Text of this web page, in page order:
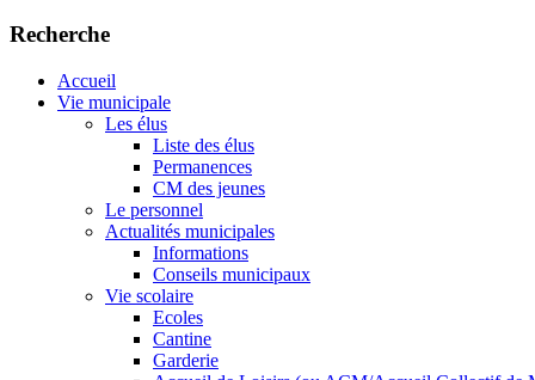
Recherche
Accueil
Vie municipale
Les élus
Liste des élus
Permanences
CM des jeunes
Le personnel
Actualités municipales
Informations
Conseils municipaux
Vie scolaire
Ecoles
Cantine
Garderie